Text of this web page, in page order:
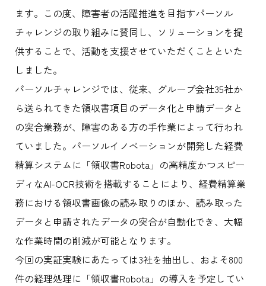
ます。この度、障害者の活躍推進を目指すパーソル
チャレンジの取り組みに賛同し、ソリューションを提
供することで、活動を支援させていただくことといた
しました。
パーソルチャレンジでは、従来、グループ会社35社か
ら送られてきた領収書項目のデータ化と申請データと
の突合業務が、障害のある方の手作業によって行われ
ていました。パーソルイノベーションが開発した経費
精算システムに「領収書Robota」の高精度かつスピー
ディなAI-OCR技術を搭載することにより、経費精算業
務における領収書画像の読み取りのほか、読み取った
データと申請されたデータの突合が自動化でき、大幅
な作業時間の削減が可能となります。
今回の実証実験にあたっては3社を抽出し、およそ800
件の経理処理に「領収書Robota」の導入を予定してい